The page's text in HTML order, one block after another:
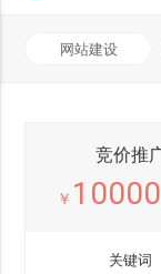
网站建设
竞价推
￥ 10000
关键词